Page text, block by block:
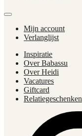
Mijn account
Verlanglijst
Inspiratie
Over Babassu
Over Heidi
Vacatures
Giftcard
Relatiegeschenken